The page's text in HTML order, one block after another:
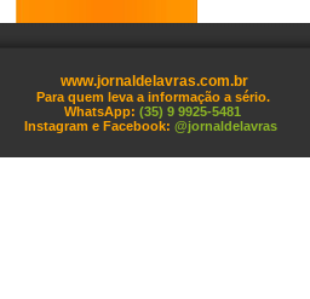
www.jornaldelavras.com.br
Para quem leva a informação a sério.
WhatsApp: (35) 9 9925-5481
Instagram e Facebook: @jornaldelavras